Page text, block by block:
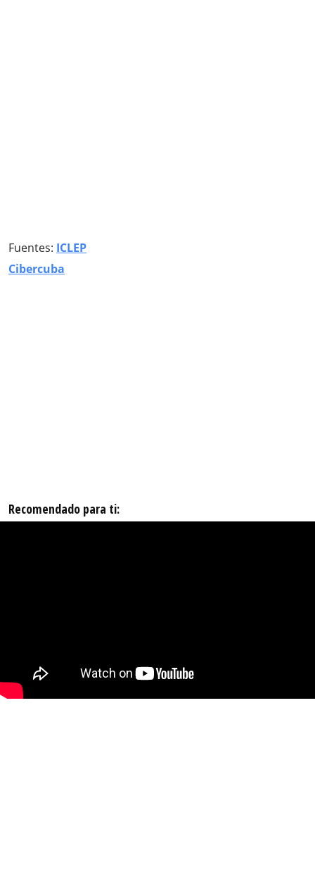
Fuentes: ICLEP
Cibercuba
Recomendado para ti: